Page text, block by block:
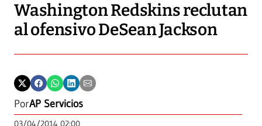
Washington Redskins reclutan
al ofensivo DeSean Jackson
PorAP Servicios